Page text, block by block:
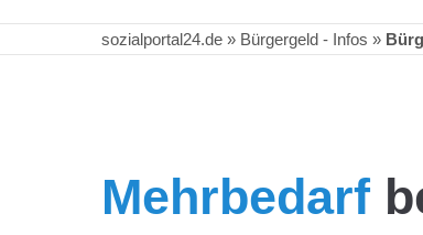
sozialportal24.de » Bürgergeld - Infos »
Mehrbedarf